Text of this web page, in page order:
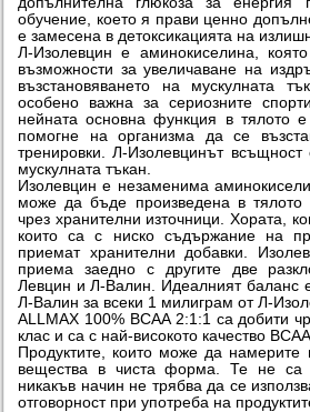
обучение, което я прави ценно
е замесена в детоксикацията на
Л-Изолевцин е аминокиселина,
възможности за увеличаване на
възстановяването на мускулната
особено важна за сериозните
нейната основна функция в тялото
помогне на организма да се
тренировки. Л-Изолевцинът
мускулната тъкан.
Изолевцин е незаменима
може да бъде произведена в
чрез хранителни източници. Хората,
които са с ниско съдържание на
приемат хранителни добавки.
приема заедно с другите две
Левцин и Л-Валин. Идеалният баланс
Л-Валин за всеки 1 милиграм от Л-
ALLMAX 100% BCAA 2:1:1 са добити
клас и са с най-високото качество
Продуктите, които може да
вещества в чиста форма. Те не са
никакъв начин не трябва да се
отговорност при употреба на